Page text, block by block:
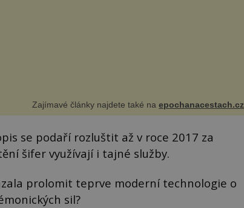
Zajímavé články najdete také naepochanacestach.cz
se podaří rozluštit až v roce 2017 za
šifer využívají i tajné služby.
prolomit teprve moderní technologie o
sil?